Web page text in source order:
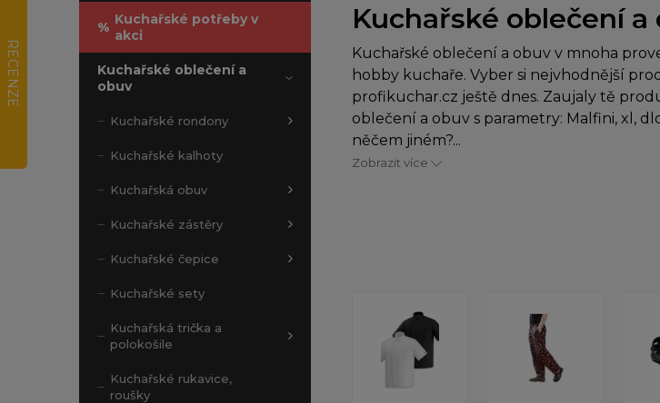
% Kuchařské potřeby v
akci
Kuchařské oblečení a
obuv
Kuchařské rondony
Kuchařské kalhoty
Kuchařská obuv
Kuchařské zástěry
Kuchařské čepice
Kuchařské sety
Kuchařská trička a
polokošile
Kuchařské rukavice,
roušky
Kuchařské oblečení
Kuchařské oblečení a obuv v mnoha
hobby kuchaře. Vyber si nejvhodnější
profikuchar.cz ještě dnes. Zaujaly tě
oblečení a obuv s parametry: Malfini, xl,
něčem jiném?...
Zobrazit více
RECENZE